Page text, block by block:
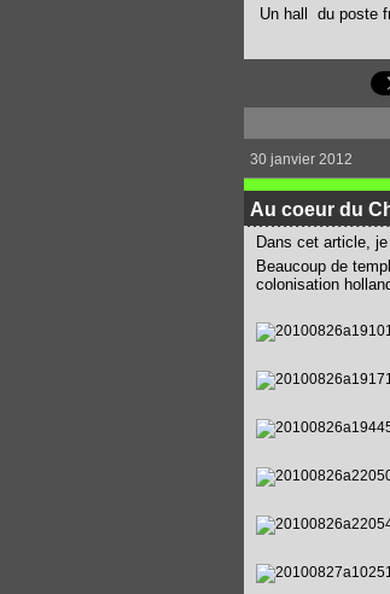
Un hall du poste
30 janvier 2012
Au coeur du
Dans cet article,
Beaucoup de
colonisation